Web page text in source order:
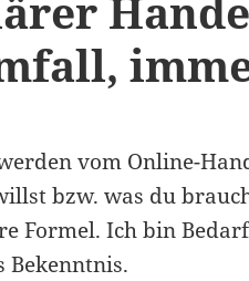
vom Online-
bzw. was du
Formel. Ich bin
Bekenntnis.